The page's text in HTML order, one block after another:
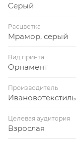
Серый
Расцветка
Мрамор, серый
Вид принта
Орнамент
Производитель
Ивановотекстиль
Целевая аудитория
Взрослая